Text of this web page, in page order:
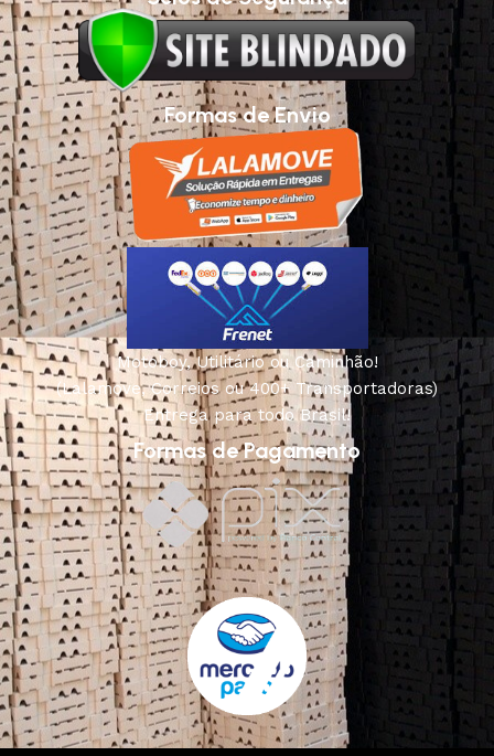
Formas de Envio
Motoboy, Utilitário ou Caminhão!
(Lalamove, Correios ou 400+ Transportadoras)
Entrega para todo Brasil!
Formas de Pagamento